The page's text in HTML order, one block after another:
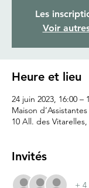
Les
Voir
Heure et lieu
24 juin 2023, 16:00 –
Maison
10 All. des
Invités
+ 4